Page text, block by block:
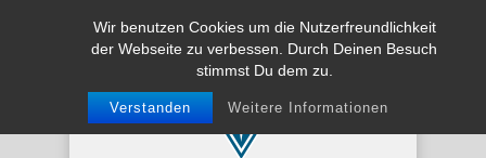
Wir benutzen Cookies um die Nutzerfreundlichkeit
der Webseite zu verbessen. Durch Deinen Besuch
stimmst Du dem zu.
Verstanden Weitere Informationen